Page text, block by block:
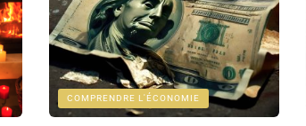
COMPRENDRE L'ÉCONOMIE